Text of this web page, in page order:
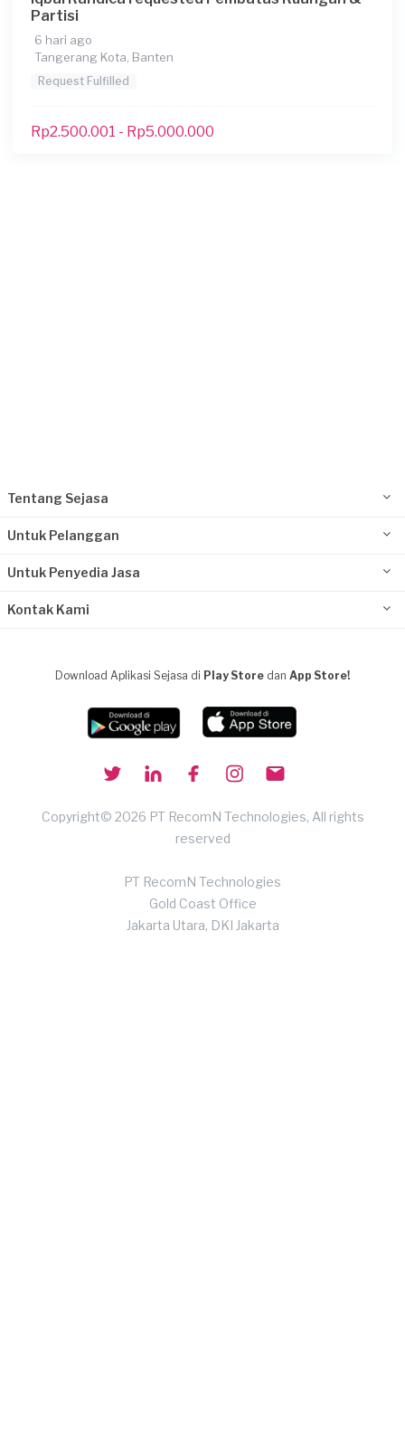
Partisi
Tangerang Kabupaten, Banten
Partisi
6 hari ago
Tangerang Kota, Banten
Request Fulfilled
Rp2.500.001 - Rp5.000.000
Tentang Sejasa
Untuk Pelanggan
Untuk Penyedia Jasa
Kontak Kami
Download Aplikasi Sejasa di Play Store dan App Store!
Copyright© 2026 PT RecomN Technologies, All rights
reserved
PT RecomN Technologies
Gold Coast Office
Jakarta Utara, DKI Jakarta